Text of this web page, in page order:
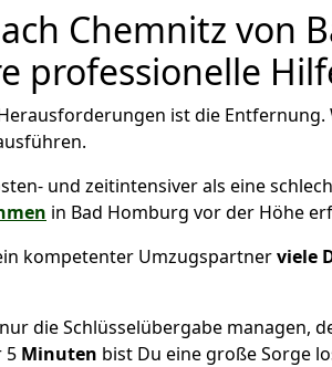
Chemnitz von
professionelle
ist die
und zeitintensiver als eine
in Bad Homburg vor der Höhe
kompetenter Umzugspartnerviele
die Schlüsselübergabe managen,
5 Minuten bist Du eine große Sorge